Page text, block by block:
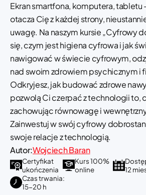
Ekran smartfona, komputera, tabletu
otacza Cię z każdej strony,
uwagę. Na naszym kursie „Cyfrowy
się, czym jest higiena cyfrowa i jak
nawigować w świecie cyfrowym,
nad swoim zdrowiem psychicznym i
Odkryjesz, jak budować zdrowe
pozwolą Ci czerpać z technologii to,
zachowując równowagę i
Zainwestuj w swój cyfrowy dobrostan
swoje relacje z technologią.
Autor:Wojciech Baran
Certyfikat
ukończenia
Kurs 100%
online
12
Czas trwania:
15-20 h